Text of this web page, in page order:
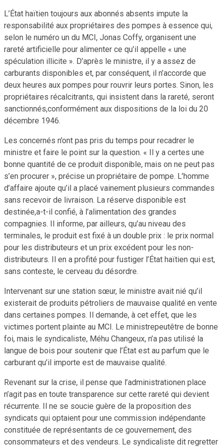
L’État haïtien toujours aux abonnés absents impute la
responsabilité aux propriétaires des pompes à essence qui,
selon le numéro un du MCI, Jonas Coffy, organisent une
rareté artificielle pour alimenter ce qu’il appelle « une
spéculation illicite ». D’après le ministre, il y a assez de
carburants disponibles et, par conséquent, il n’accorde que
deux heures aux pompes pour rouvrir leurs portes. Sinon, les
propriétaires récalcitrants, qui insistent dans la rareté, seront
sanctionnés,conformément aux dispositions de la loi du 20
décembre 1946.
Les concernés n’ont pas pris du temps pour recadrer le
ministre et faire le point sur la question. « Il y a certes une
bonne quantité de ce produit disponible, mais on ne peut pas
s’en procurer », précise un propriétaire de pompe. L’homme
d’affaire ajoute qu’il a placé vainement plusieurs commandes
sans recevoir de livraison. La réserve disponible est
destinée,a-t-il confié, à l’alimentation des grandes
compagnies. Il informe, par ailleurs, qu’au niveau des
terminales, le produit est fixé à un double prix : le prix normal
pour les distributeurs et un prix excédent pour les non-
distributeurs. Il en a profité pour fustiger l’État haïtien qui est,
sans conteste, le cerveau du désordre.
Intervenant sur une station sœur, le ministre avait nié qu’il
existerait de produits pétroliers de mauvaise qualité en vente
dans certaines pompes. Il demande, à cet effet, que les
victimes portent plainte au MCI. Le ministrepeutêtre de bonne
foi, mais le syndicaliste, Méhu Changeux, n’a pas utilisé la
langue de bois pour soutenir que l’État est au parfum que le
carburant qu’il importe est de mauvaise qualité.
Revenant sur la crise, il pense que l’administrationen place
n’agit pas en toute transparence sur cette rareté qui devient
récurrente. Il ne se soucie guère de la proposition des
syndicats qui optaient pour une commission indépendante
constituée de représentants de ce gouvernement, des
consommateurs et des vendeurs. Le syndicaliste dit regretter